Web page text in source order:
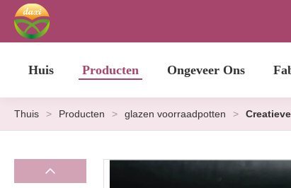
Huis Producten Ongeveer Ons
Thuis > Producten > glazen voorraadpotten >